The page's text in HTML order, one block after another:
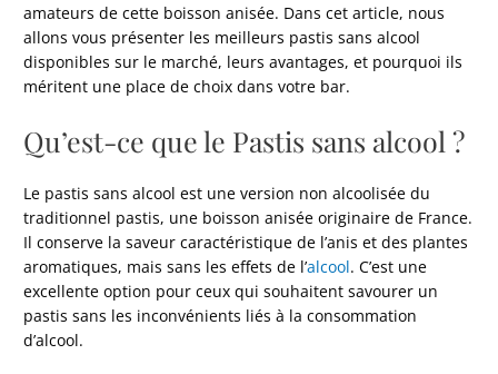
amateurs de cette boisson anisée. Dans cet article, nous
allons vous présenter les meilleurs pastis sans alcool
disponibles sur le marché, leurs avantages, et pourquoi ils
méritent une place de choix dans votre bar.
Qu’est-ce que le Pastis sans alcool ?
Le pastis sans alcool est une version non alcoolisée du
traditionnel pastis, une boisson anisée originaire de France.
Il conserve la saveur caractéristique de l’anis et des plantes
aromatiques, mais sans les effets de l’alcool. C’est une
excellente option pour ceux qui souhaitent savourer un
pastis sans les inconvénients liés à la consommation
d’alcool.